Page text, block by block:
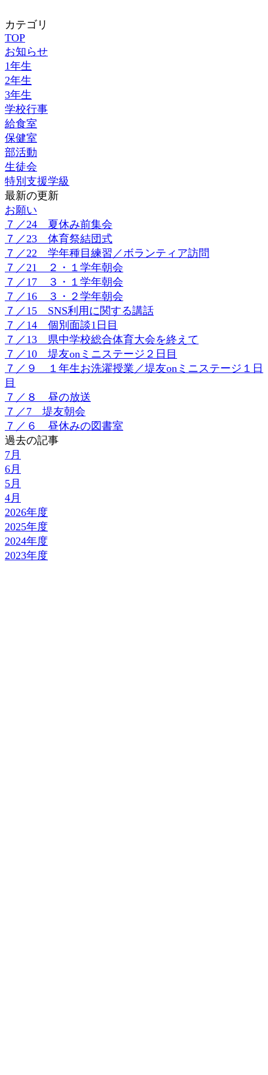
カテゴリ
TOP
お知らせ
1年生
2年生
3年生
学校行事
給食室
保健室
部活動
生徒会
特別支援学級
最新の更新
お願い
７／24 夏休み前集会
７／23 体育祭結団式
７／22 学年種目練習／ボランティア訪問
７／21 ２・１学年朝会
７／17 ３・１学年朝会
７／16 ３・２学年朝会
７／15 SNS利用に関する講話
７／14 個別面談1日目
７／13 県中学校総合体育大会を終えて
７／10 堤友onミニステージ２日目
７／９ １年生お洗濯授業／堤友onミニステージ１日
目
７／８ 昼の放送
７／7 堤友朝会
７／６ 昼休みの図書室
過去の記事
7月
6月
5月
4月
2026年度
2025年度
2024年度
2023年度